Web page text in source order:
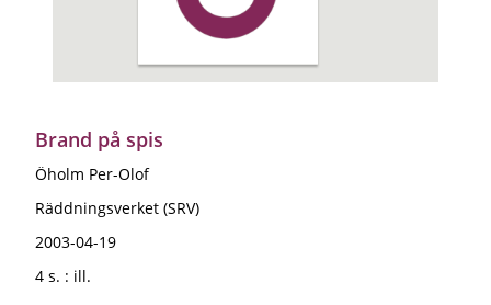
Brand på spis
Öholm Per-Olof
Räddningsverket (SRV)
2003-04-19
4 s. : ill.